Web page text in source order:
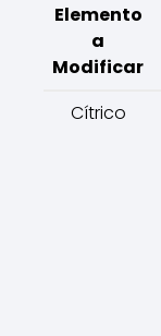
Elemento
a
Modificar
Cítrico